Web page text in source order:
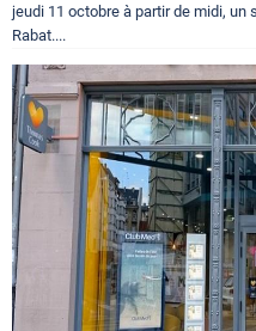
jeudi 11 octobre à partir de midi,
Rabat....